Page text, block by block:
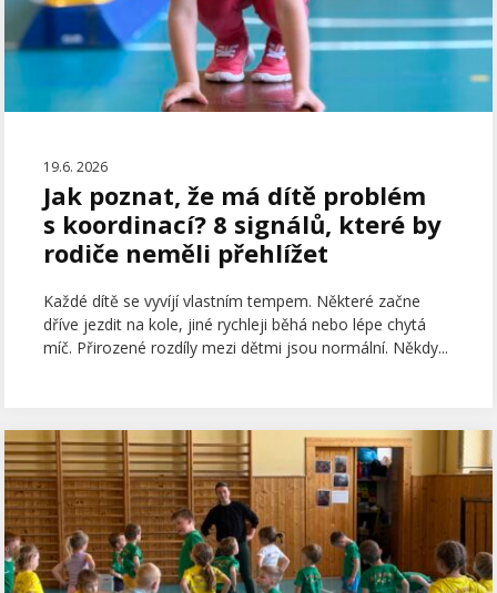
19.6. 2026
Jak poznat, že má dítě problém
s koordinací? 8 signálů, které by
rodiče neměli přehlížet
Každé dítě se vyvíjí vlastním tempem. Některé začne
dříve jezdit na kole, jiné rychleji běhá nebo lépe chytá
míč. Přirozené rozdíly mezi dětmi jsou normální. Někdy...